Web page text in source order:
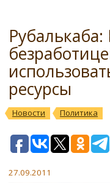
ресурсы
Новости Политика
27.09.2011